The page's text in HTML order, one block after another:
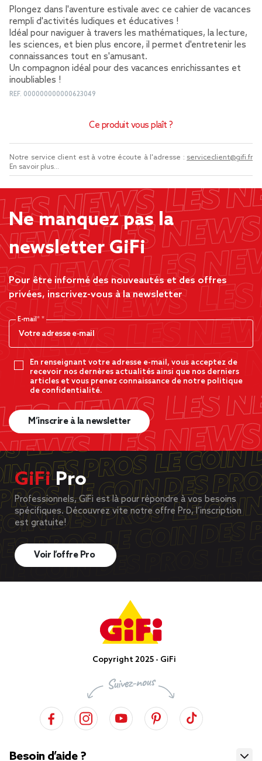
Plongez dans l'aventure estivale avec ce cahier de vacances
rempli d'activités ludiques et éducatives !
Idéal pour naviguer à travers les mathématiques, la lecture,
les sciences, et bien plus encore, il permet d'entretenir les
connaissances tout en s'amusant.
Un compagnon idéal pour des vacances enrichissantes et
inoubliables !
REF. 000000000000623049
Ce produit vous plaît ?
Notre service client est à votre écoute à l'adresse : serviceclient@gifi.fr
En savoir plus...
Ne manquez pas la
newsletter GiFi
Pour être informé des nouveautés et des offres
privées, inscrivez-vous à la newsletter
E-mail*
En renseignant votre adresse e-mail, vous acceptez de
recevoir nos dernères actualités ainsi que nos derniers
articles et vous prenez connaissance de notre politique
de confidentialité.
M’inscrire à la newsletter
GiFiPro
Professionnels, GiFi est là pour répondre à vos besoins
spécifiques. Découvrez vite notre offre Pro, l’inscription
est gratuite!
Voir l’offre Pro
Copyright 2025 - GiFi
Besoin d’aide ?